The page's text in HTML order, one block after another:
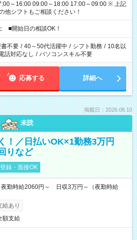
～16:00 09:00～18:00 17:00～09:00 ※ 上記
他シフトもご相談ください！
■開始日の相談OK！
書不要 / 40～50代活躍中 / シフト勤務 / 10名以
話対応なし / パソコンスキル不要
応募する 詳細へ
掲載日：2026.08.10
未読
！／日払いOK×1勤務3万円
りなど
録・面接OK
勤時給2060円～ 日収3万円～（夜勤時給
給あり
額支給